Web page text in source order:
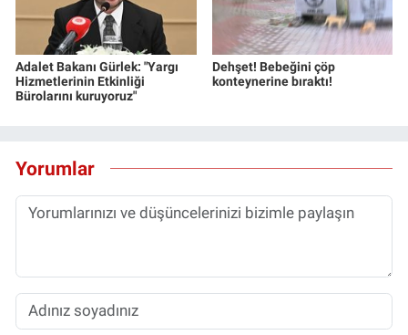
Adalet Bakanı Gürlek: "Yargı
Hizmetlerinin Etkinliği
Bürolarını kuruyoruz"
Dehşet! Bebeğini çöp
konteynerine bıraktı!
Yorumlar